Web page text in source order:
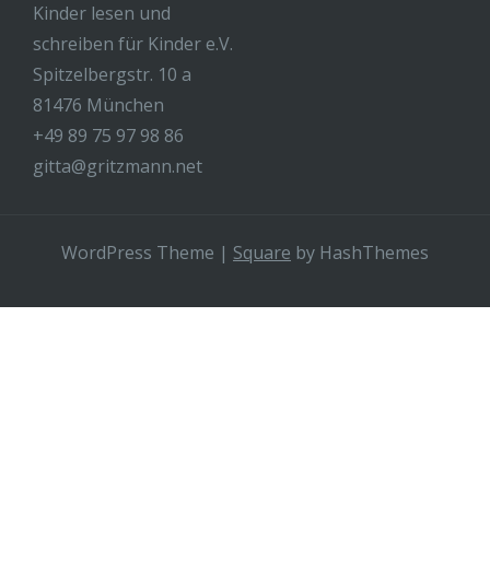
Kinder lesen und
schreiben für Kinder e.V.
Spitzelbergstr. 10 a
81476 München
+49 89 75 97 98 86
gitta@gritzmann.net
WordPress Theme | Square by HashThemes